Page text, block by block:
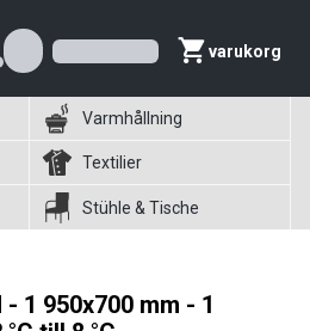
varukorg
Varmhållning
Textilier
Stühle & Tische
1 950x700 mm - 1